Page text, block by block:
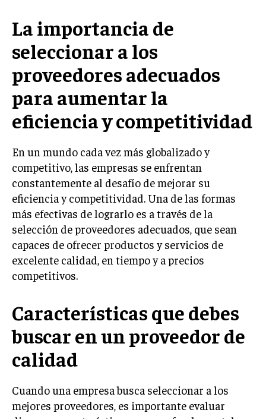
LIFESTYLE
MARKETING
ESTRATEGIAS DE MARKETING
AGENCIAS DE MARKETING
AGENCIAS DE POSICIONAMIENTO WEB SEO
VENTA DE ENLACES
MARKETING DIGITAL
VENTAS Y PERSUASIÓN
GESTIÓN DE PRODUCTOS
COMUNICACIÓN CORPORATIVA
GESTIÓN DE MARCA
INVESTIGACIÓN DE MERCADO
La importancia de
seleccionar a los
proveedores adecuados
para aumentar la
eficiencia y competitividad
En un mundo cada vez más globalizado y
competitivo, las empresas se enfrentan
constantemente al desafío de mejorar su
eficiencia y competitividad. Una de las formas
más efectivas de lograrlo es a través de la
selección de proveedores adecuados, que sean
capaces de ofrecer productos y servicios de
excelente calidad, en tiempo y a precios
competitivos.
Características que debes
buscar en un proveedor de
calidad
Cuando una empresa busca seleccionar a los
mejores proveedores, es importante evaluar